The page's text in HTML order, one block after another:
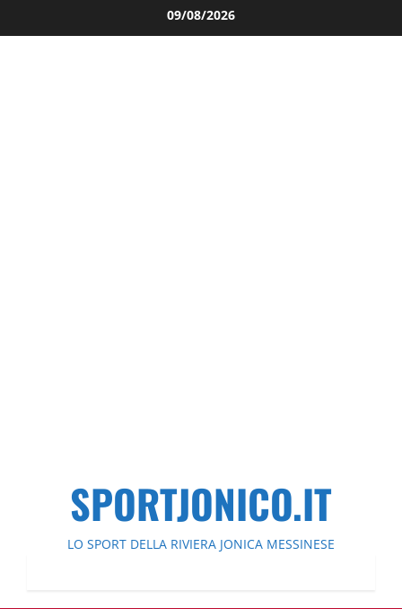
al
09/08/2026
SPORTJONICO.IT
LO SPORT DELLA RIVIERA JONICA MESSINESE